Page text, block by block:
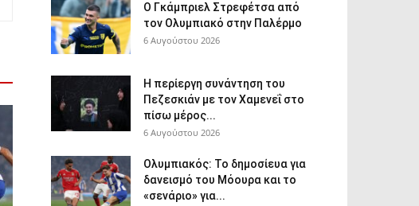
Ο Γκάμπριελ Στρεφέτσα από
τον Ολυμπιακό στην Παλέρμο
6 Αυγούστου 2026
Η περίεργη συνάντηση του
Πεζεσκιάν με τον Χαμενεΐ στο
πίσω μέρος...
6 Αυγούστου 2026
Ολυμπιακός: Το δημοσίευα για
δανεισμό του Μόουρα και το
«σενάριο» για...